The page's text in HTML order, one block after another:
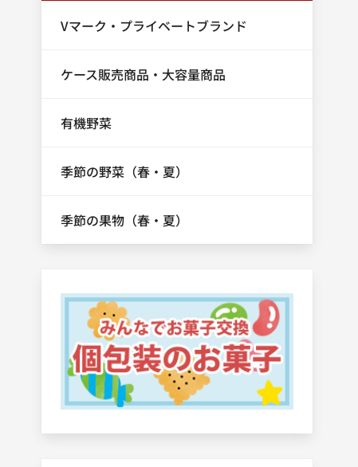
Vマーク・プライベートブランド
ケース販売商品・大容量商品
有機野菜
季節の野菜（春・夏）
季節の果物（春・夏）